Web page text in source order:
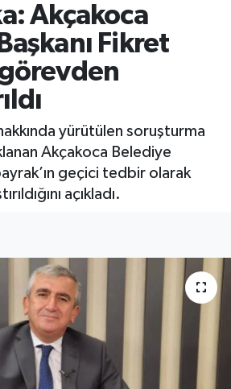
Akçakoca
Fikret
yürütülen soruşturma
Akçakoca Belediye
geçici tedbir olarak
açıkladı.
Durumu ve Fikstür